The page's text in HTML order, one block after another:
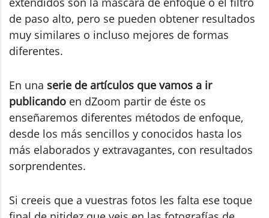
de paso alto, pero se pueden obtener resultados
muy similares o incluso mejores de formas
diferentes.
En una serie de artículos que vamos a ir
publicando en dZoom partir de éste os
enseñaremos diferentes métodos de enfoque,
desde los más sencillos y conocidos hasta los
más elaborados y extravagantes, con resultados
sorprendentes.
Si creeis que a vuestras fotos les falta ese toque